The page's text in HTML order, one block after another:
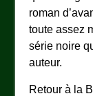
roman
toute assez
série noire
auteur.
Retour à la